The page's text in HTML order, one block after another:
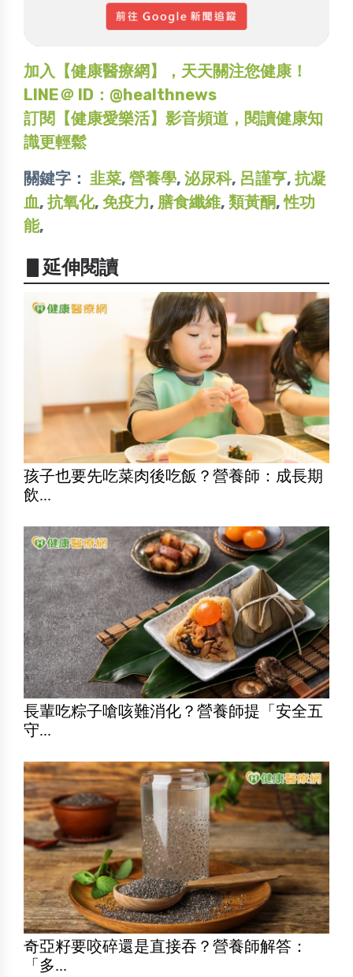
加入【健康醫療網】，天天關注您健康！
LINE＠ ID：@healthnews
訂閱【健康愛樂活】影音頻道，閱讀健康知
識更輕鬆
關鍵字： 韭菜, 營養學, 泌尿科, 呂謹亨, 抗凝
血, 抗氧化, 免疫力, 膳食纖維, 類黃酮,性功
能,
▋延伸閱讀
孩子也要先吃菜肉後吃飯？營養師：成長期
飲...
長輩吃粽子嗆咳難消化？營養師提「安全五
守...
奇亞籽要咬碎還是直接吞？營養師解答：
「多...